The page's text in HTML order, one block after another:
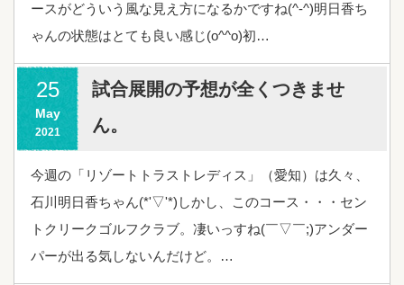
ースがどういう風な見え方になるかですね(^-^)明日香ち
ゃんの状態はとても良い感じ(o^^o)初…
25
May
2021
試合展開の予想が全くつきませ
ん。
今週の「リゾートトラストレディス」（愛知）は久々、
石川明日香ちゃん(*'▽'*)しかし、このコース・・・セン
トクリークゴルフクラブ。凄いっすね(￣▽￣;)アンダー
パーが出る気しないんだけど。…